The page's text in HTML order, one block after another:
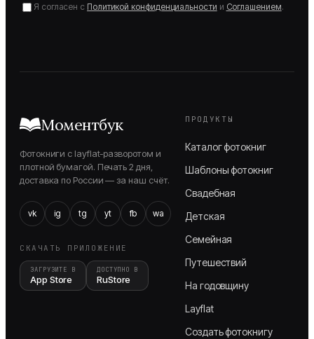
Я согласен с Политикой конфиденциальности и Соглашением.
Моментбук
Фотокниги с layflat-разворотом и
плотной бумагой. Печать 2 дня,
доставка по России — за наш счёт.
vk ig tg yt fb wa
СКАЧАТЬ ПРИЛОЖЕНИЕ
ЗАГРУЗИТЕ В
App Store
ДОСТУПНО В
RuStore
ПРОДУКТЫ
Каталог фотокниг
Шаблоны фотокниг
Свадебная
Детская
Семейная
Путешествий
На годовщину
Layflat
Создать фотокнигу